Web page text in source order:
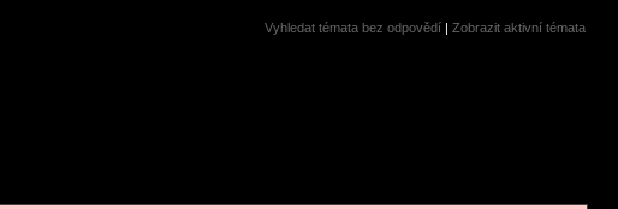
Vyhledat témata bez odpovědí | Zobrazit aktivní témata